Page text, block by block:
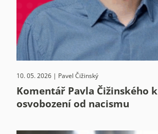
10. 05. 2026 | Pavel Čižinský
Komentář Pavla Čižinského k
osvobození od nacismu